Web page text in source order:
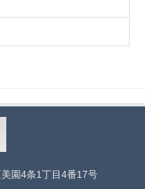
園4条1丁目4番17号